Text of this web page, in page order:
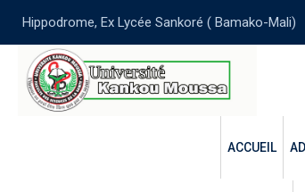
content
Hippodrome, Ex Lycée Sankoré ( Bamako-Mali)
ACCUEIL